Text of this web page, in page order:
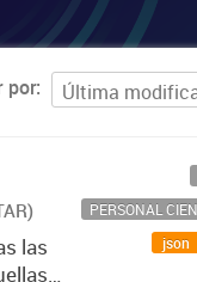
por
las
json